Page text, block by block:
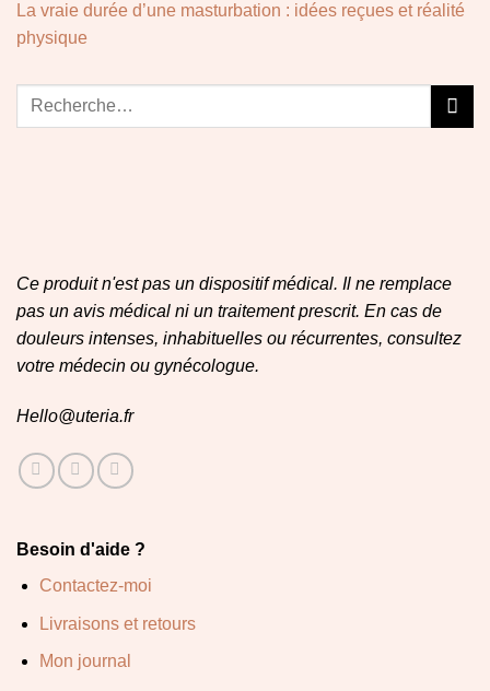
La vraie durée d’une masturbation : idées reçues et réalité
physique
Ce produit n'est pas un dispositif médical. Il ne remplace
pas un avis médical ni un traitement prescrit. En cas de
douleurs intenses, inhabituelles ou récurrentes, consultez
votre médecin ou gynécologue.
Hello@uteria.fr
Besoin d'aide ?
Contactez-moi
Livraisons et retours
Mon journal